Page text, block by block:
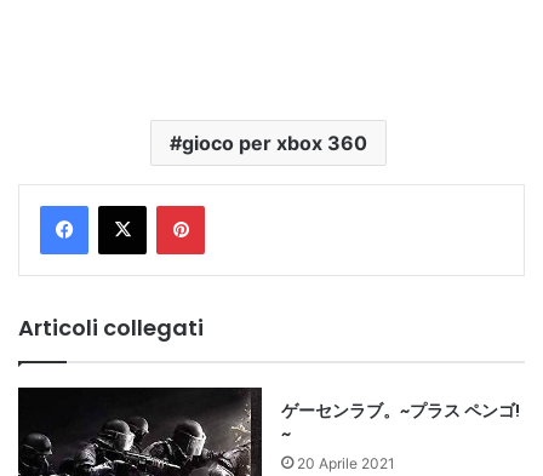
gioco per xbox 360
Pinterest
Articoli collegati
ゲーセンラブ。~プラス ペンゴ!
~
20 Aprile 2021